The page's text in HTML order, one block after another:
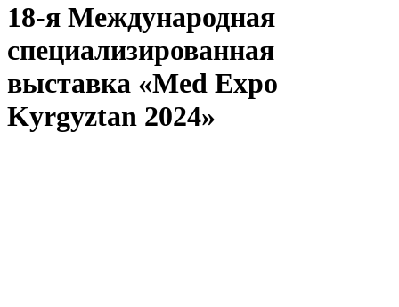
18-я Международная
специализированная
выставка «Med Expo
Kyrgyztan 2024»